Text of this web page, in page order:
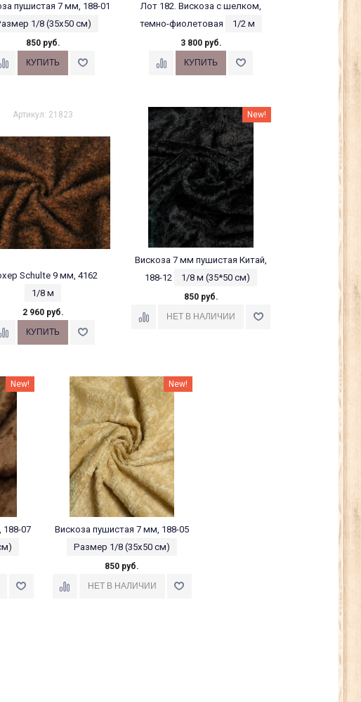
пушистая 7 мм, 188-01
1/8 (35х50 см)
850 руб.
Лот 182. Вискоза с шелком,
темно-фиолетовая
1/2 м
3 800 руб.
Артикул: 21823
Schulte 9 мм, 4162
1/8 м
2 960 руб.
New!
Вискоза 7 мм пушистая Китай,
188-12
1/8 м (35*50 см)
850 руб.
New!
188-07
New!
Вискоза пушистая 7 мм, 188-05
Размер 1/8 (35х50 см)
850 руб.